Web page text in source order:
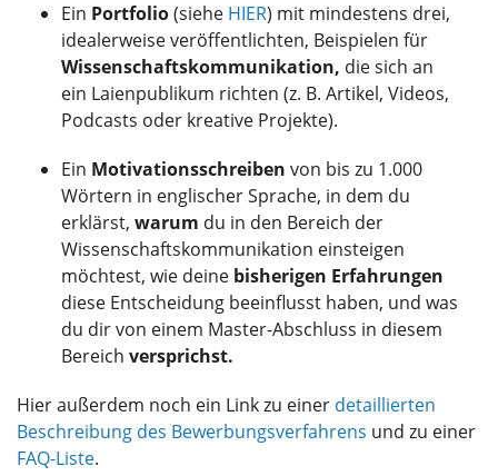
Ein Portfolio(siehe HIER) mit mindestens drei,
idealerweise veröffentlichten, Beispielen für
Wissenschaftskommunikation, die sich an
ein Laienpublikum richten (z. B. Artikel, Videos,
Podcasts oder kreative Projekte).
Ein Motivationsschreiben von bis zu 1.000
Wörtern in englischer Sprache, in dem du
erklärst, warum du in den Bereich der
Wissenschaftskommunikation einsteigen
möchtest, wie deine bisherigen Erfahrungen
diese Entscheidung beeinflusst haben, und was
du dir von einem Master-Abschluss in diesem
Bereich versprichst.
Hier außerdem noch ein Link zu einer detaillierten
Beschreibung des Bewerbungsverfahrens und zu einer
FAQ-Liste.